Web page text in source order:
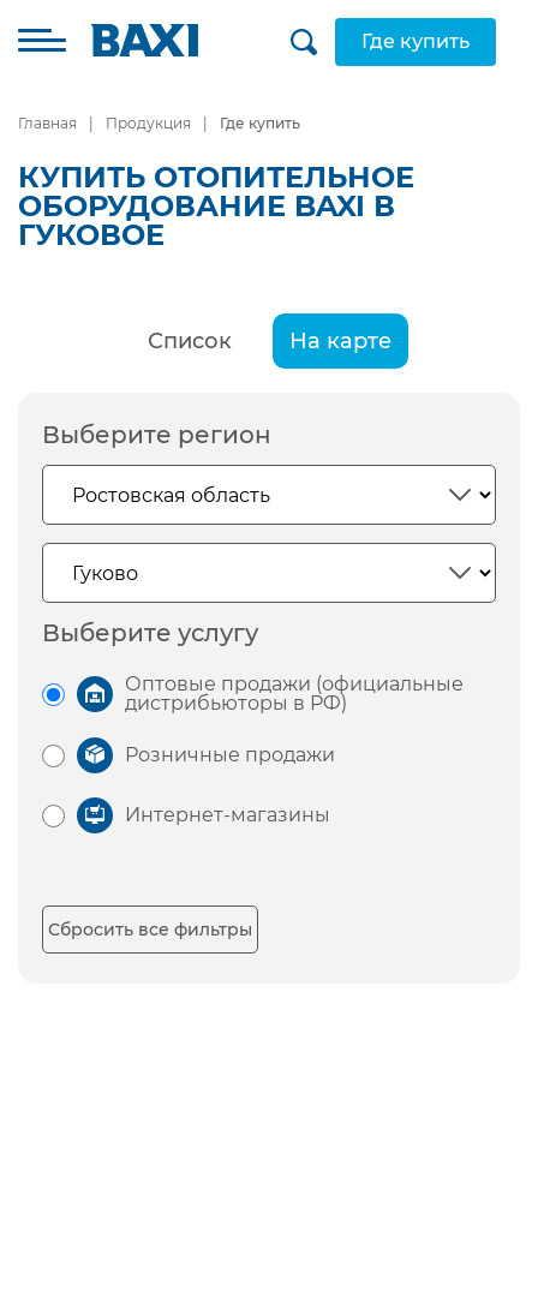
Где купить
Главная Продукция Где купить
КУПИТЬ ОТОПИТЕЛЬНОЕ
ОБОРУДОВАНИЕ BAXI В
ГУКОВОЕ
Список На карте
Выберите регион
Выберите услугу
Оптовые продажи (официальные
дистрибьюторы в РФ)
Розничные продажи
Интернет-магазины
Сбросить все фильтры